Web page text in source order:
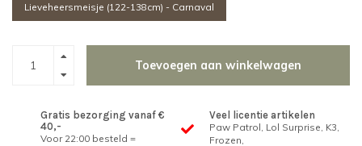
Lieveheersmeisje (122-138cm) - Carnaval
Toevoegen aan winkelwagen
Gratis bezorging vanaf €
40,-
Voor 22:00 besteld =
Veel licentie artikelen
Paw Patrol, Lol Surprise, K3,
Frozen,